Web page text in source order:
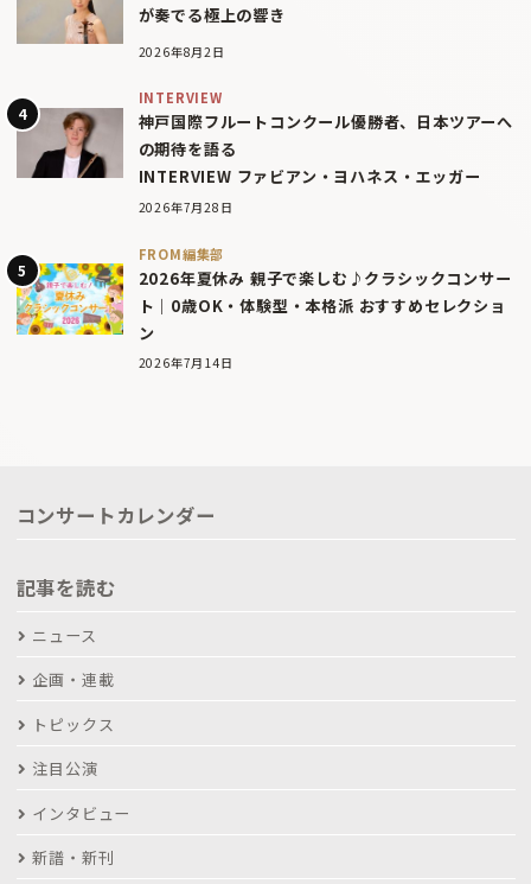
が奏でる極上の響き
2026年8月2日
INTERVIEW
神戸国際フルートコンクール優勝者、日本ツアーへ
の期待を語る
INTERVIEW ファビアン・ヨハネス・エッガー
2026年7月28日
FROM編集部
2026年夏休み 親子で楽しむ♪クラシックコンサー
ト｜0歳OK・体験型・本格派 おすすめセレクショ
ン
2026年7月14日
コンサートカレンダー
記事を読む
ニュース
企画・連載
トピックス
注目公演
インタビュー
新譜・新刊